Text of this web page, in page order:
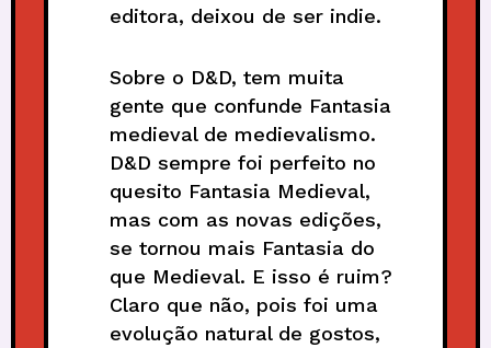
editora, deixou de ser indie.
Sobre o D&D, tem muita
gente que confunde Fantasia
medieval de medievalismo.
D&D sempre foi perfeito no
quesito Fantasia Medieval,
mas com as novas edições,
se tornou mais Fantasia do
que Medieval. E isso é ruim?
Claro que não, pois foi uma
evolução natural de gostos,